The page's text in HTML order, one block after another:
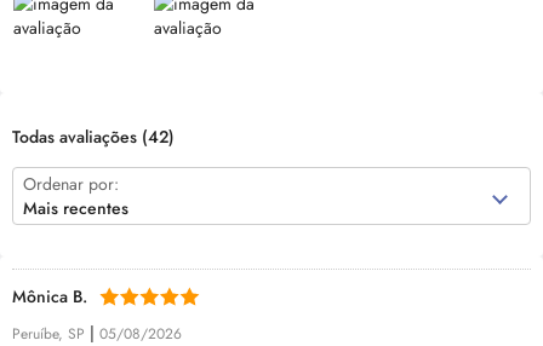
Todas avaliações (42)
Ordenar por:
Mais recentes
Mônica B.
Peruíbe, SP | 05/08/2026